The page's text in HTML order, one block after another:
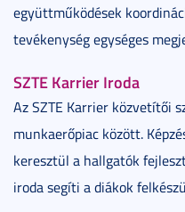
együttműködések
tevékenység egységes
SZTE Karrier Iroda
Az SZTE Karrier közvetítői
munkaerőpiac között.
keresztül a hallgatók
iroda segíti a diákok